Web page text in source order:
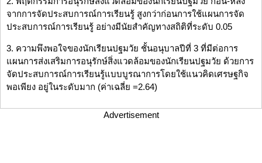
จากการจัดประสบการณ์การเรียนรู้ สูงกว่าก่อนการใช้แผนการจัด
ประสบการณ์การเรียนรู้ อย่างมีนัยสำคัญทางสถิติที่ระดับ 0.05
3. ความพึงพอใจของนักเรียนปฐมวัย ชั้นอนุบาลปีที่ 3 ที่มีต่อการ
แผนการส่งเสริมการอนุรักษ์สิ่งแวดล้อมของนักเรียนปฐมวัย ด้วยการ
จัดประสบการณ์การเรียนรู้แบบบูรณาการโดยใช้แนวคิดเศรษฐกิจ
พอเพียง อยู่ในระดับมาก (ค่าเฉลี่ย =2.64)
Advertisement